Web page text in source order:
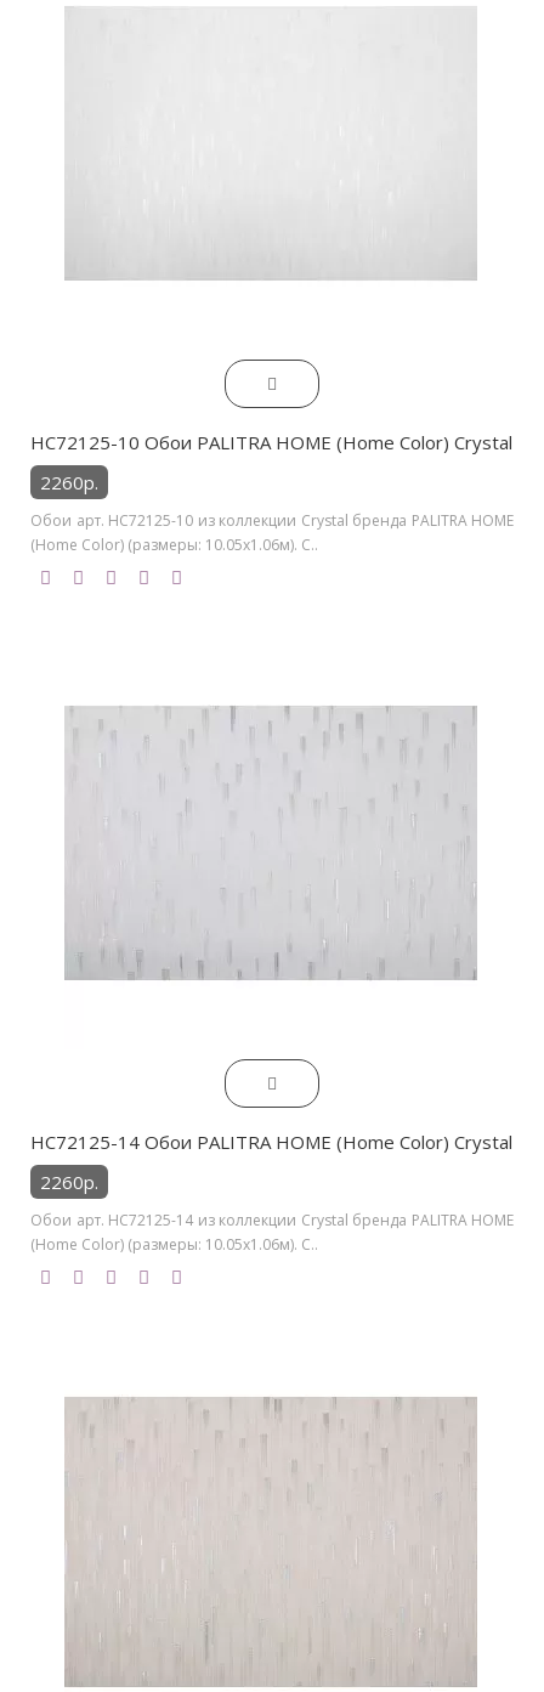
HC72125-10 Обои PALITRA HOME (Home Color) Crystal
2260р.
Обои арт. HC72125-10 из коллекции Crystal бренда PALITRA HOME
(Home Color) (размеры: 10.05х1.06м). С..
HC72125-14 Обои PALITRA HOME (Home Color) Crystal
2260р.
Обои арт. HC72125-14 из коллекции Crystal бренда PALITRA HOME
(Home Color) (размеры: 10.05х1.06м). С..